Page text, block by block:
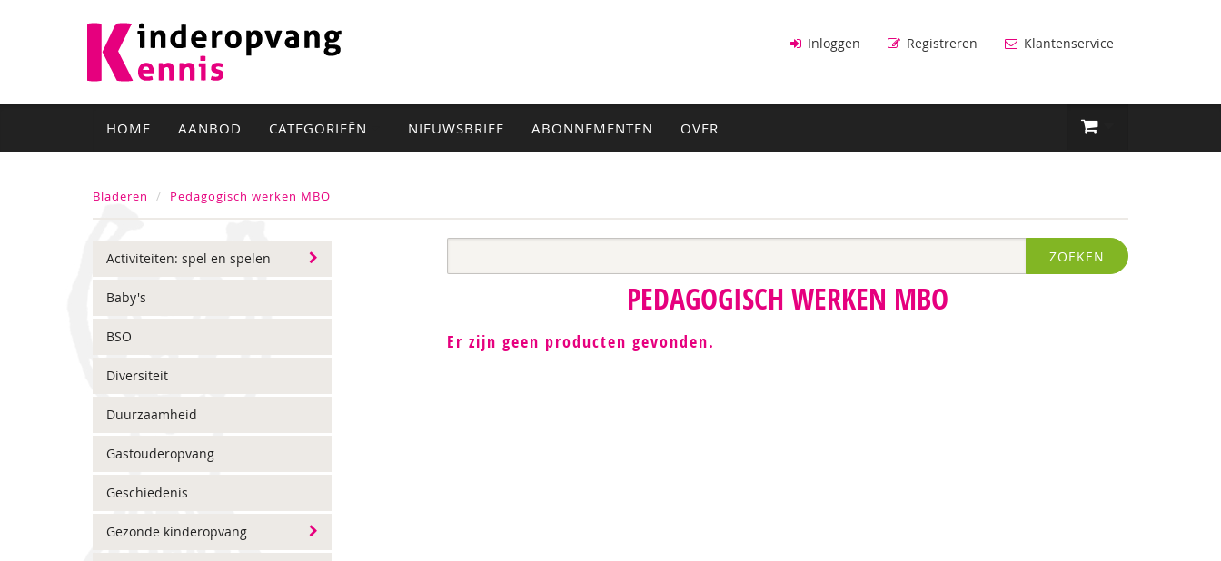
Inloggen Registreren Klantenservice
HOME AANBOD CATEGORIEËN NIEUWSBRIEF ABONNEMENTEN OVER
Bladeren Pedagogisch werken MBO
Activiteiten: spel en spelen
Baby's
BSO
Diversiteit
Duurzaamheid
Gastouderopvang
Geschiedenis
Gezonde kinderopvang
ZOEKEN
PEDAGOGISCH WERKEN MBO
Er zijn geen producten gevonden.